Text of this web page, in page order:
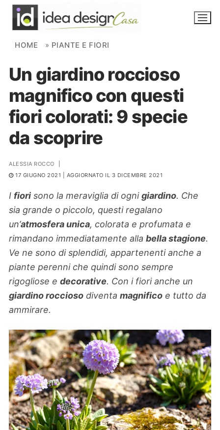
Skip to content
NOVITÀ
AMBIENTI
FAI DA TE
PIANTE
Ortaggio
Search for:
HOME » PIANTE E FIORI
Un giardino roccioso
magnifico con questi
fiori colorati: 9 specie
da scoprire
ALESSIA ROCCO
17 GIUGNO 2021 | AGGIORNATO IL 3 DICEMBRE 2021
I fiori sono la meraviglia di ognigiardino. Che
sia grande o piccolo, questi regalano
un’atmosfera unica, colorata e profumata e
rimandano immediatamente alla bella stagione.
Ve ne sono di splendidi, appartenenti anche a
piante perenni che quindi sono sempre
rigogliose e decorative. Con i fiori anche un
giardino roccioso diventa magnifico e tutto da
ammirare.